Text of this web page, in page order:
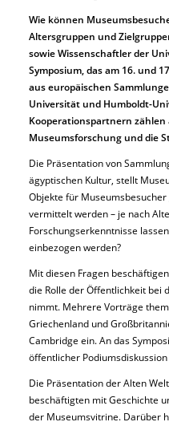
Wie können
Altersgruppen und
sowie Wissenschaftler der
Symposium, das am 16. und
aus europäischen
Universität und Humboldt-
Kooperationspartnern
Museumsforschung und die
Die Präsentation von
ägyptischen Kultur, stellt
Objekte für
vermittelt werden – je nach
Forschungserkenntnisse
einbezogen werden?
Mit diesen Fragen
die Rolle der Öffentlichkeit bei
nimmt. Mehrere Vorträge
Griechenland und
Cambridge ein. An das
öffentlicher
Die Präsentation der Alten
beschäftigten mit Geschichte
der Museumsvitrine. Darüber